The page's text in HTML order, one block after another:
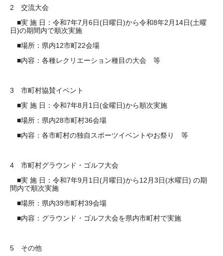
2 交流大会
■実 施 日：令和7年7月6日(日曜日)から令和8年2月14日(土曜
日)の期間内で順次実施
■場所：県内12市町22会場
■内容：各種レクリエーション種目の大会 等
3 市町村協賛イベント
■実 施 日：令和7年8月1日(金曜日)から順次実施
■場所：県内28市町村36会場
■内容：各市町村の独自スポーツイベントやお祭り 等
4 市町村グラウンド・ゴルフ大会
■実 施 日：令和7年9月1日(月曜日)から12月3日(水曜日) の期
間内で順次実施
■場所：県内39市町村39会場
■内容：グラウンド・ゴルフ大会を県内市町村で実施
5 その他